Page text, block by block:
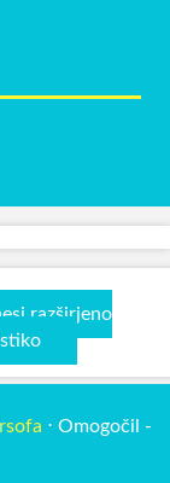
razširjeno
⋅ Omogočil -